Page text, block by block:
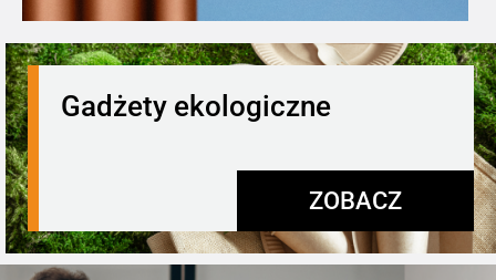
Gadżety ekologiczne
ZOBACZ